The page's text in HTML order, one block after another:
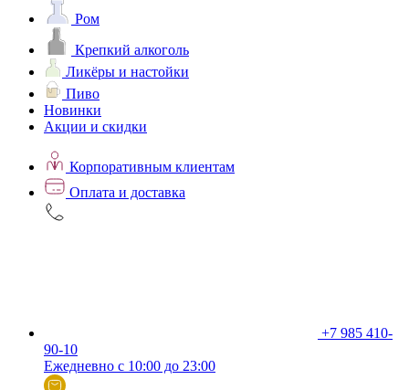
Ром
Крепкий алкоголь
Ликёры и настойки
Пиво
Новинки
Акции и скидки
Корпоративным клиентам
Оплата и доставка
+7 985 410-
90-10
Ежедневно с 10:00 до 23:00